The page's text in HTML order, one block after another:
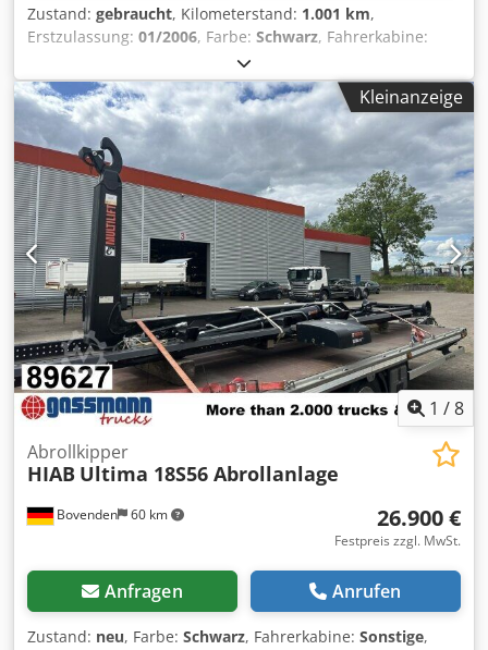
Zustand: gebraucht, Kilometerstand: 1.001 km,
Erstzulassung: 01/2006, Farbe: Schwarz, Fahrerkabine:
Sonstige
Fahrzeugstandort: Bovenden, Aufbau: Abrollanlage Hiab
Multilift LHS 26256 für Container bis 6,5m Demontage von
Daimler-Benz Actros 2541 L 6x2 mit 4500mm Radstand!
ZUBEHÖRANGABEN OHNE GEWÄHR, Änderungen,
Zwischenverkauf und Irrtümer vorbehalten! - . Crjdpfx Ajyg
N Ucol Sjf
Kleinanzeige
1 /8
Bovenden 60 km
Abrollkipper
HIAB Ultima 18S56 Abrollanlage
26.900 €
Festpreis zzgl. MwSt.
Anfragen Anrufen
Zustand: neu, Farbe: Schwarz, Fahrerkabine: Sonstige,